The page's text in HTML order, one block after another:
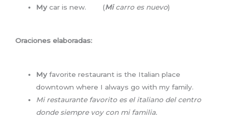
My car is new. (Mi carro es nuevo)
Oraciones elaboradas:
My favorite restaurant is the Italian place
downtown where I always go with my family.
Mi restaurante favorito es el italiano del centro
donde siempre voy con mi familia.